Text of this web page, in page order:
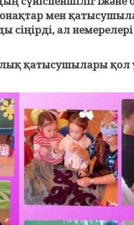
мен
ал
қатысушылары қол